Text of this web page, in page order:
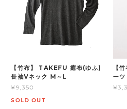
【竹布】 TAKEFU 癒布(ゆふ)
長袖Vネック M～L
¥9,350
SOLD OUT
【
ー